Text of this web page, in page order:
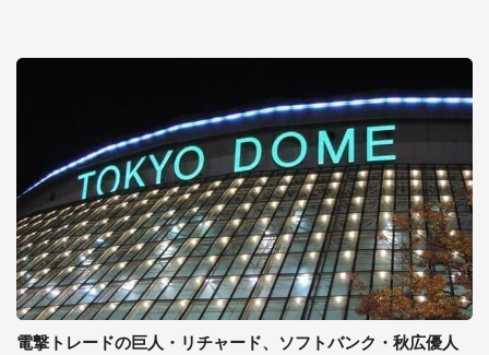
電撃トレードの巨人・リチャード、ソフトバンク・秋広優人